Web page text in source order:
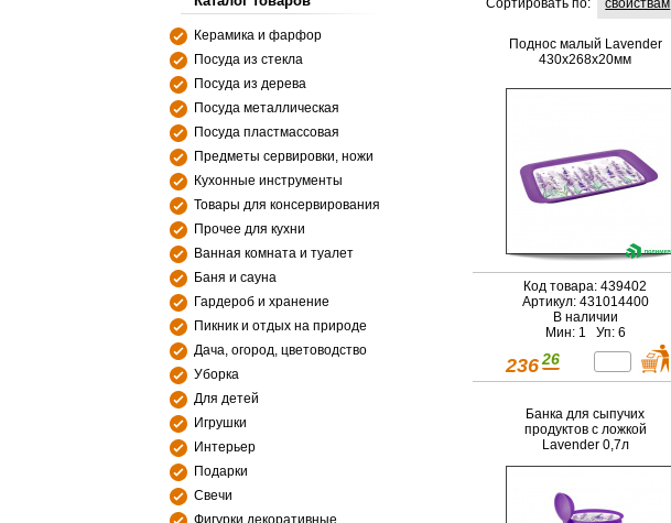
Керамика и фарфор
Посуда из стекла
Посуда из дерева
Посуда металлическая
Посуда пластмассовая
Предметы сервировки, ножи
Кухонные инструменты
Товары для консервирования
Прочее для кухни
Ванная комната и туалет
Баня и сауна
Гардероб и хранение
Пикник и отдых на природе
Дача, огород, цветоводство
Уборка
Для детей
Игрушки
Интерьер
Подарки
Свечи
Фигурки декоративные
Сортировать по: свойствам
Поднос малый Lavender
430х268х20мм
Код товара: 439402
Артикул: 431014400
В наличии
Мин: 1 Уп: 6
236 26
Банка для сыпучих
продуктов с ложкой
Lavender 0,7л